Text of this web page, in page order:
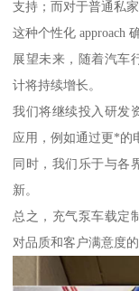
支持；而对于普通私
这种个性化 approach
展望未来，随着汽车
计将持续增长。
我们将继续投入研发
应用，例如通过更*的
同时，我们乐于与各
新。
总之，充气泵车载定
对品质和客户满意度的